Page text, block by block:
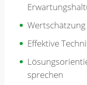
Effektive
sprechen